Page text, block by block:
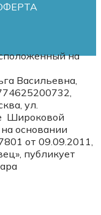
на
Васильевна,
ул.
Широковой
основании
от 09.09.2011,
публикует